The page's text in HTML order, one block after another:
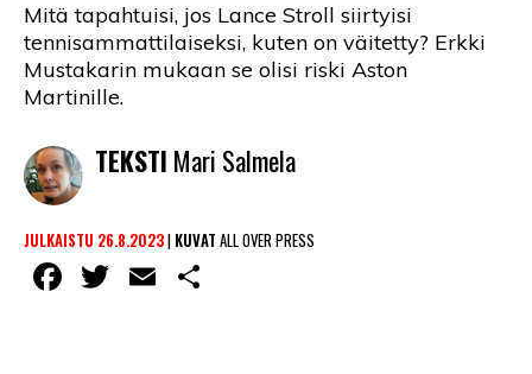
Mitä tapahtuisi, jos Lance Stroll siirtyisi
tennisammattilaiseksi, kuten on väitetty? Erkki
Mustakarin mukaan se olisi riski Aston
Martinille.
TEKSTI Mari Salmela
JULKAISTU 26.8.2023| KUVAT ALL OVER PRESS
Facebook
Twitter
Email